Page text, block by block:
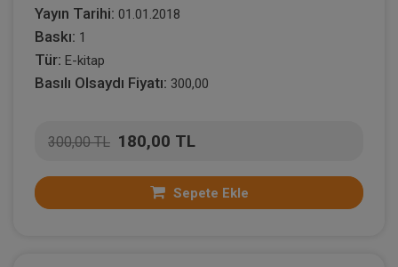
Yayın Tarihi: 01.01.2018
Baskı: 1
Tür: E-kitap
Basılı Olsaydı Fiyatı: 300,00
300,00 TL 180,00 TL
Sepete Ekle